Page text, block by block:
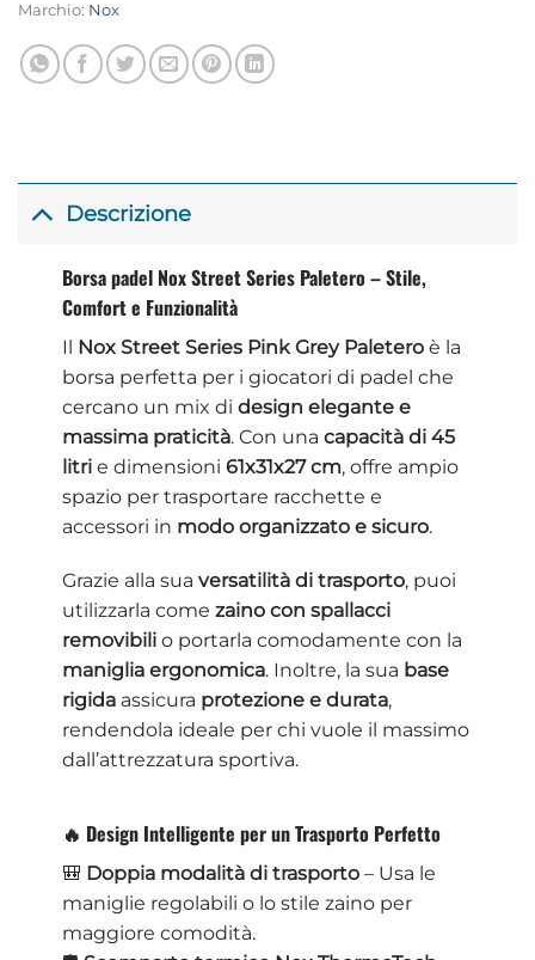
Marchio: Nox
Descrizione
Borsa padel Nox Street Series Paletero – Stile,
Comfort e Funzionalità
Il Nox Street Series Pink Grey Paleteroè la
borsa perfetta per i giocatori di padel che
cercano un mix di design elegante e
massima praticità. Con una capacità di 45
litrie dimensioni 61x31x27 cm, offre ampio
spazio per trasportare racchette e
accessori in modo organizzato e sicuro.
Grazie alla sua versatilità di trasporto, puoi
utilizzarla come zaino con spallacci
removibilio portarla comodamente con la
maniglia ergonomica. Inoltre, la sua base
rigidaassicura protezione e durata,
rendendola ideale per chi vuole il massimo
dall’attrezzatura sportiva.
🔥 Design Intelligente per un Trasporto Perfetto
🎒 Doppia modalità di trasporto– Usa le
maniglie regolabili o lo stile zaino per
maggiore comodità.